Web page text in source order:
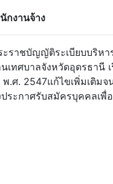
กงานจ้าง
ราชบัญญัติระเบียบบริห
ทศบาลจังหวัดอุดรธานี
.ศ. 2547แก้ไขเพิ่มเติมจ
ะกาศรับสมัครบุคคลเพื่